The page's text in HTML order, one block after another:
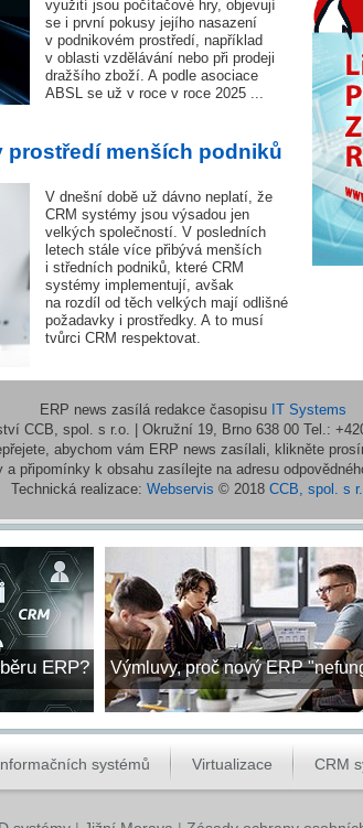
využití jsou počítačové hry, objevují
se i první pokusy jejího nasazení
v podnikovém prostředí, například
v oblasti vzdělávání nebo při prodeji
dražšího zboží. A podle asociace
ABSL se už v roce v roce 2025 ...
prostředí menších podniků
V dnešní době už dávno neplatí, že
CRM systémy jsou výsadou jen
velkých společností. V posledních
letech stále více přibývá menších
i středních podniků, které CRM
systémy implementují, avšak
na rozdíl od těch velkých mají odlišné
požadavky i prostředky. A to musí
tvůrci CRM respektovat.
ERP news zasílá redakce časopisu IT Systems
CCB, spol. s r.o. | Okružní 19, Brno 638 00 Tel.:
abychom vám ERP news zasílali, klikněte
a připomínky k obsahu zasílejte na adresu
Technická realizace: Webservis © 2018 CCB, spol. s
ERP? Výmluvy, proč nový ERP
systémů Virtualizace CRM